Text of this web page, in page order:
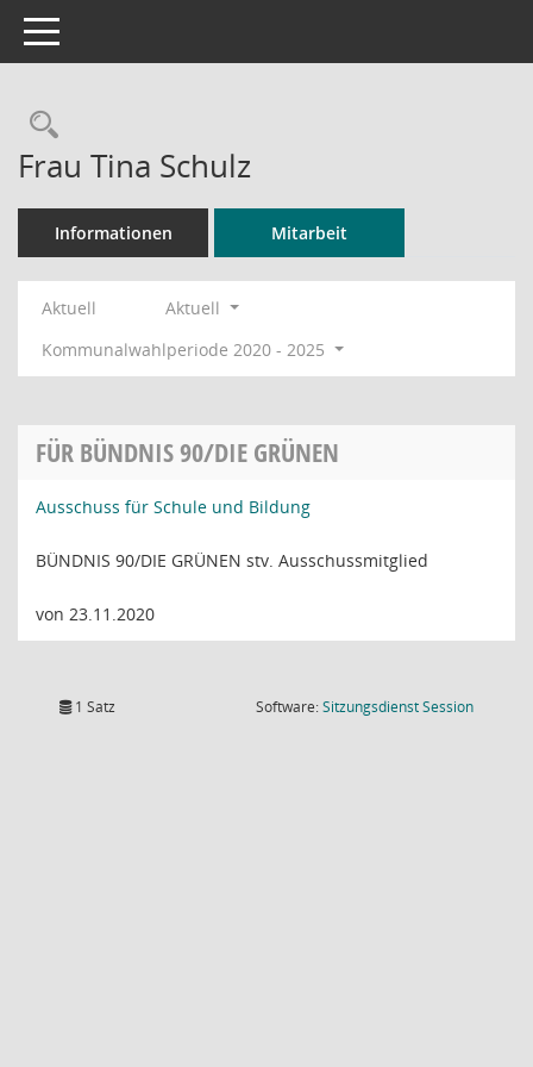
Toggle navigation
Rechercheauswahl
Frau Tina Schulz
Informationen Mitarbeit
Aktuell
Aktuell
Kommunalwahlperiode 2020 - 2025
FÜR BÜNDNIS 90/DIE GRÜNEN
Ausschuss für Schule und Bildung
BÜNDNIS 90/DIE GRÜNEN stv. Ausschussmitglied
von 23.11.2020
1 Satz Software:SitzungsdienstSession(Wird in